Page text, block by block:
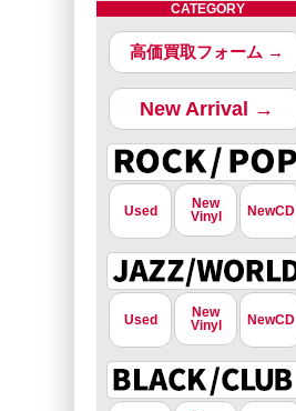
CATEGORY
高価買取フォーム →
New Arrival →
Used
New
Vinyl
NewCD
Used
New
Vinyl
NewCD